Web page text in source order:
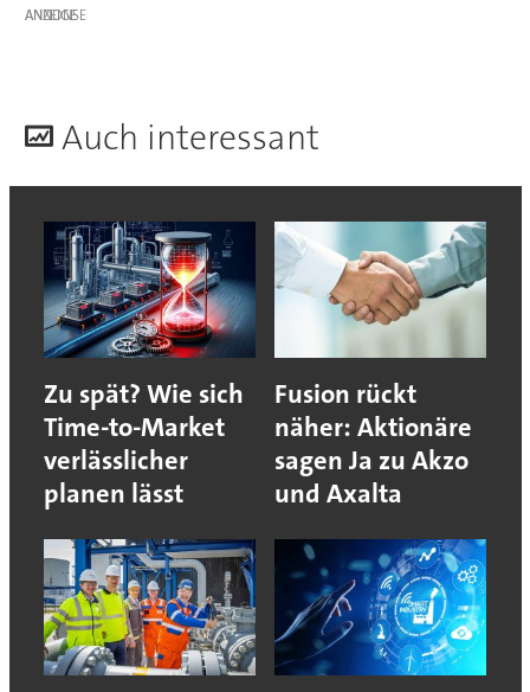
ANZEIGE
Auch interessant
Zu spät? Wie sich
Time-to-Market
verlässlicher
planen lässt
Fusion rückt
näher: Aktionäre
sagen Ja zu Akzo
und Axalta